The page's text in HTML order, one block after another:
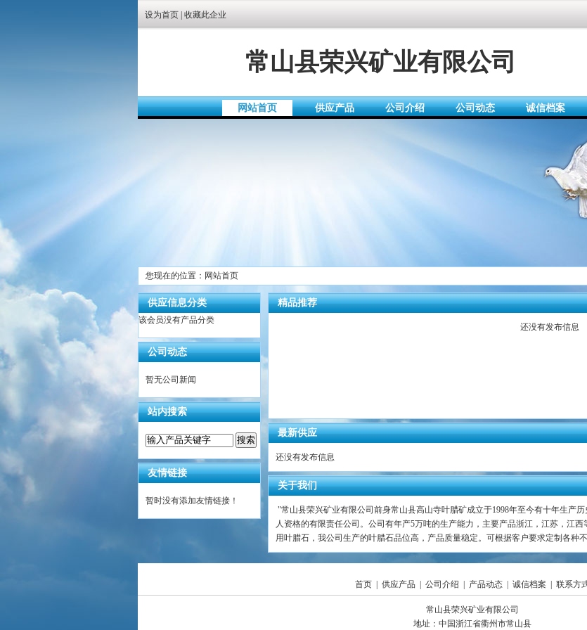
设为首页 收藏此企业
常山县荣兴矿业有限公司
网站首页 供应产品 公司介绍 公司动态 诚信档案
您现在的位置：网站首页
供应信息分类
该会员没有产品分类
公司动态
暂无公司新闻
站内搜索
友情链接
暂时没有添加友情链接！
精品推荐
还没有发布信息
最新供应
还没有发布信息
关于我们
"常山县荣兴矿业有限公司前身常山县高山寺叶腊矿成立于1998年至今有十年生产
人资格的有限责任公司。公司有年产5万吨的生产能力，主要产品浙江，江苏，江
用叶腊石，我公司生产的叶腊石品位高，产品质量稳定。可根据客户要求定制各种
首页 供应产品 公司介绍 产品动态 诚信档案 联系方
常山县荣兴矿业有限公司
地址：中国浙江省衢州市常山县